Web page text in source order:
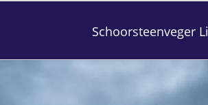
Schoorsteenveger